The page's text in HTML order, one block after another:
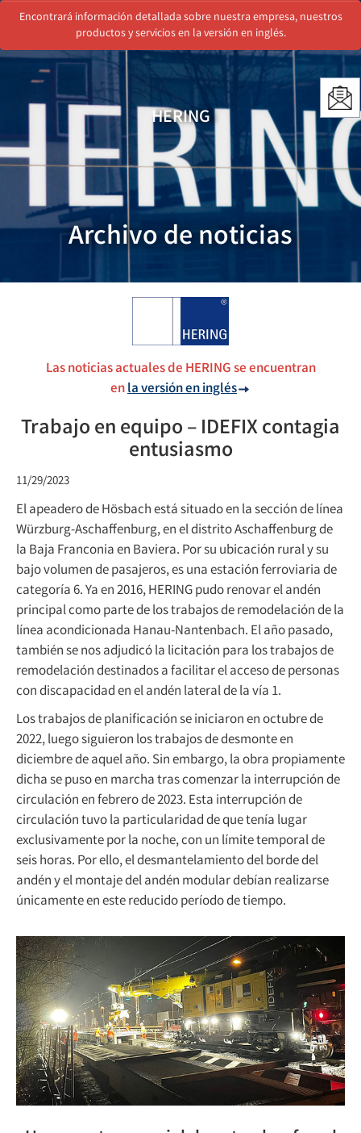
Menu
Encontrará información detallada sobre nuestra empresa, nuestros
productos y servicios en la versión en inglés.
HERING
Archivo de noticias
Las noticias actuales de HERING se encuentran
enla versión en inglés
Trabajo en equipo – IDEFIX contagia
entusiasmo
11/29/2023
El apeadero de Hösbach está situado en la sección de línea
Würzburg-Aschaffenburg, en el distrito Aschaffenburg de
la Baja Franconia en Baviera. Por su ubicación rural y su
bajo volumen de pasajeros, es una estación ferroviaria de
categoría 6. Ya en 2016, HERING pudo renovar el andén
principal como parte de los trabajos de remodelación de la
línea acondicionada Hanau-Nantenbach. El año pasado,
también se nos adjudicó la licitación para los trabajos de
remodelación destinados a facilitar el acceso de personas
con discapacidad en el andén lateral de la vía 1.
Los trabajos de planificación se iniciaron en octubre de
2022, luego siguieron los trabajos de desmonte en
diciembre de aquel año. Sin embargo, la obra propiamente
dicha se puso en marcha tras comenzar la interrupción de
circulación en febrero de 2023. Esta interrupción de
circulación tuvo la particularidad de que tenía lugar
exclusivamente por la noche, con un límite temporal de
seis horas. Por ello, el desmantelamiento del borde del
andén y el montaje del andén modular debían realizarse
únicamente en este reducido período de tiempo.